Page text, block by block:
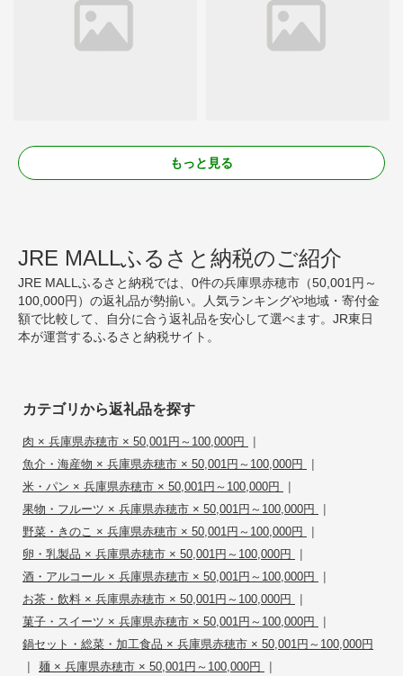
もっと見る
JRE MALLふるさと納税のご紹介
JRE MALLふるさと納税では、0件の兵庫県赤穂市（50,001円～
100,000円）の返礼品が勢揃い。人気ランキングや地域・寄付金
額で比較して、自分に合う返礼品を安心して選べます。JR東日
本が運営するふるさと納税サイト。
カテゴリから返礼品を探す
肉 × 兵庫県赤穂市 × 50,001円～100,000円 |
魚介・海産物 × 兵庫県赤穂市 × 50,001円～100,000円 |
米・パン × 兵庫県赤穂市 × 50,001円～100,000円 |
果物・フルーツ × 兵庫県赤穂市 × 50,001円～100,000円 |
野菜・きのこ × 兵庫県赤穂市 × 50,001円～100,000円 |
卵・乳製品 × 兵庫県赤穂市 × 50,001円～100,000円 |
酒・アルコール × 兵庫県赤穂市 × 50,001円～100,000円 |
お茶・飲料 × 兵庫県赤穂市 × 50,001円～100,000円 |
菓子・スイーツ × 兵庫県赤穂市 × 50,001円～100,000円 |
鍋セット・総菜・加工食品 × 兵庫県赤穂市 × 50,001円～100,000円
| 麺 × 兵庫県赤穂市 × 50,001円～100,000円 |